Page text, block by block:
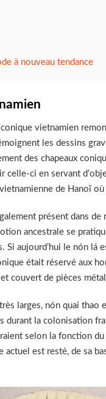
à nouveau tendance
vietnamien
les dessins
des chapeaux
ci en servant
de Hanoï
présent dans
ancestrale se
aujourd’hui le nón lá
était réservé aux
couvert de pièces
larges, nón quai thao
durant la colonisation
selon la fonction
est resté, de sa